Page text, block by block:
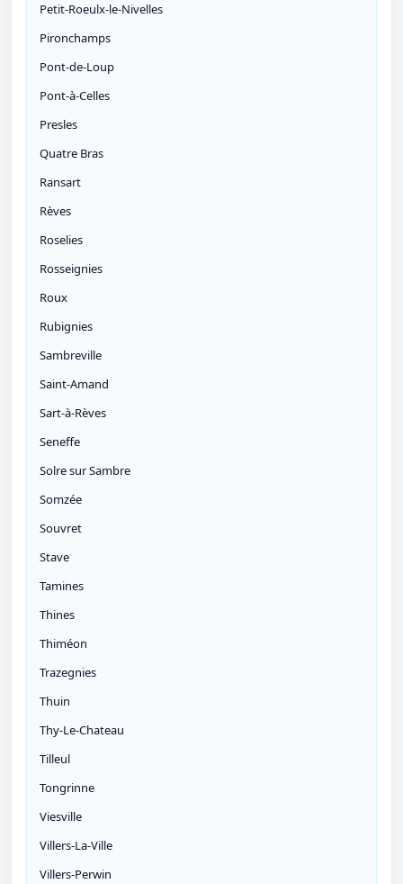
Petit-Roeulx-le-Nivelles
Pironchamps
Pont-de-Loup
Pont-à-Celles
Presles
Quatre Bras
Ransart
Rèves
Roselies
Rosseignies
Roux
Rubignies
Sambreville
Saint-Amand
Sart-à-Rèves
Seneffe
Solre sur Sambre
Somzée
Souvret
Stave
Tamines
Thines
Thiméon
Trazegnies
Thuin
Thy-Le-Chateau
Tilleul
Tongrinne
Viesville
Villers-La-Ville
Villers-Perwin